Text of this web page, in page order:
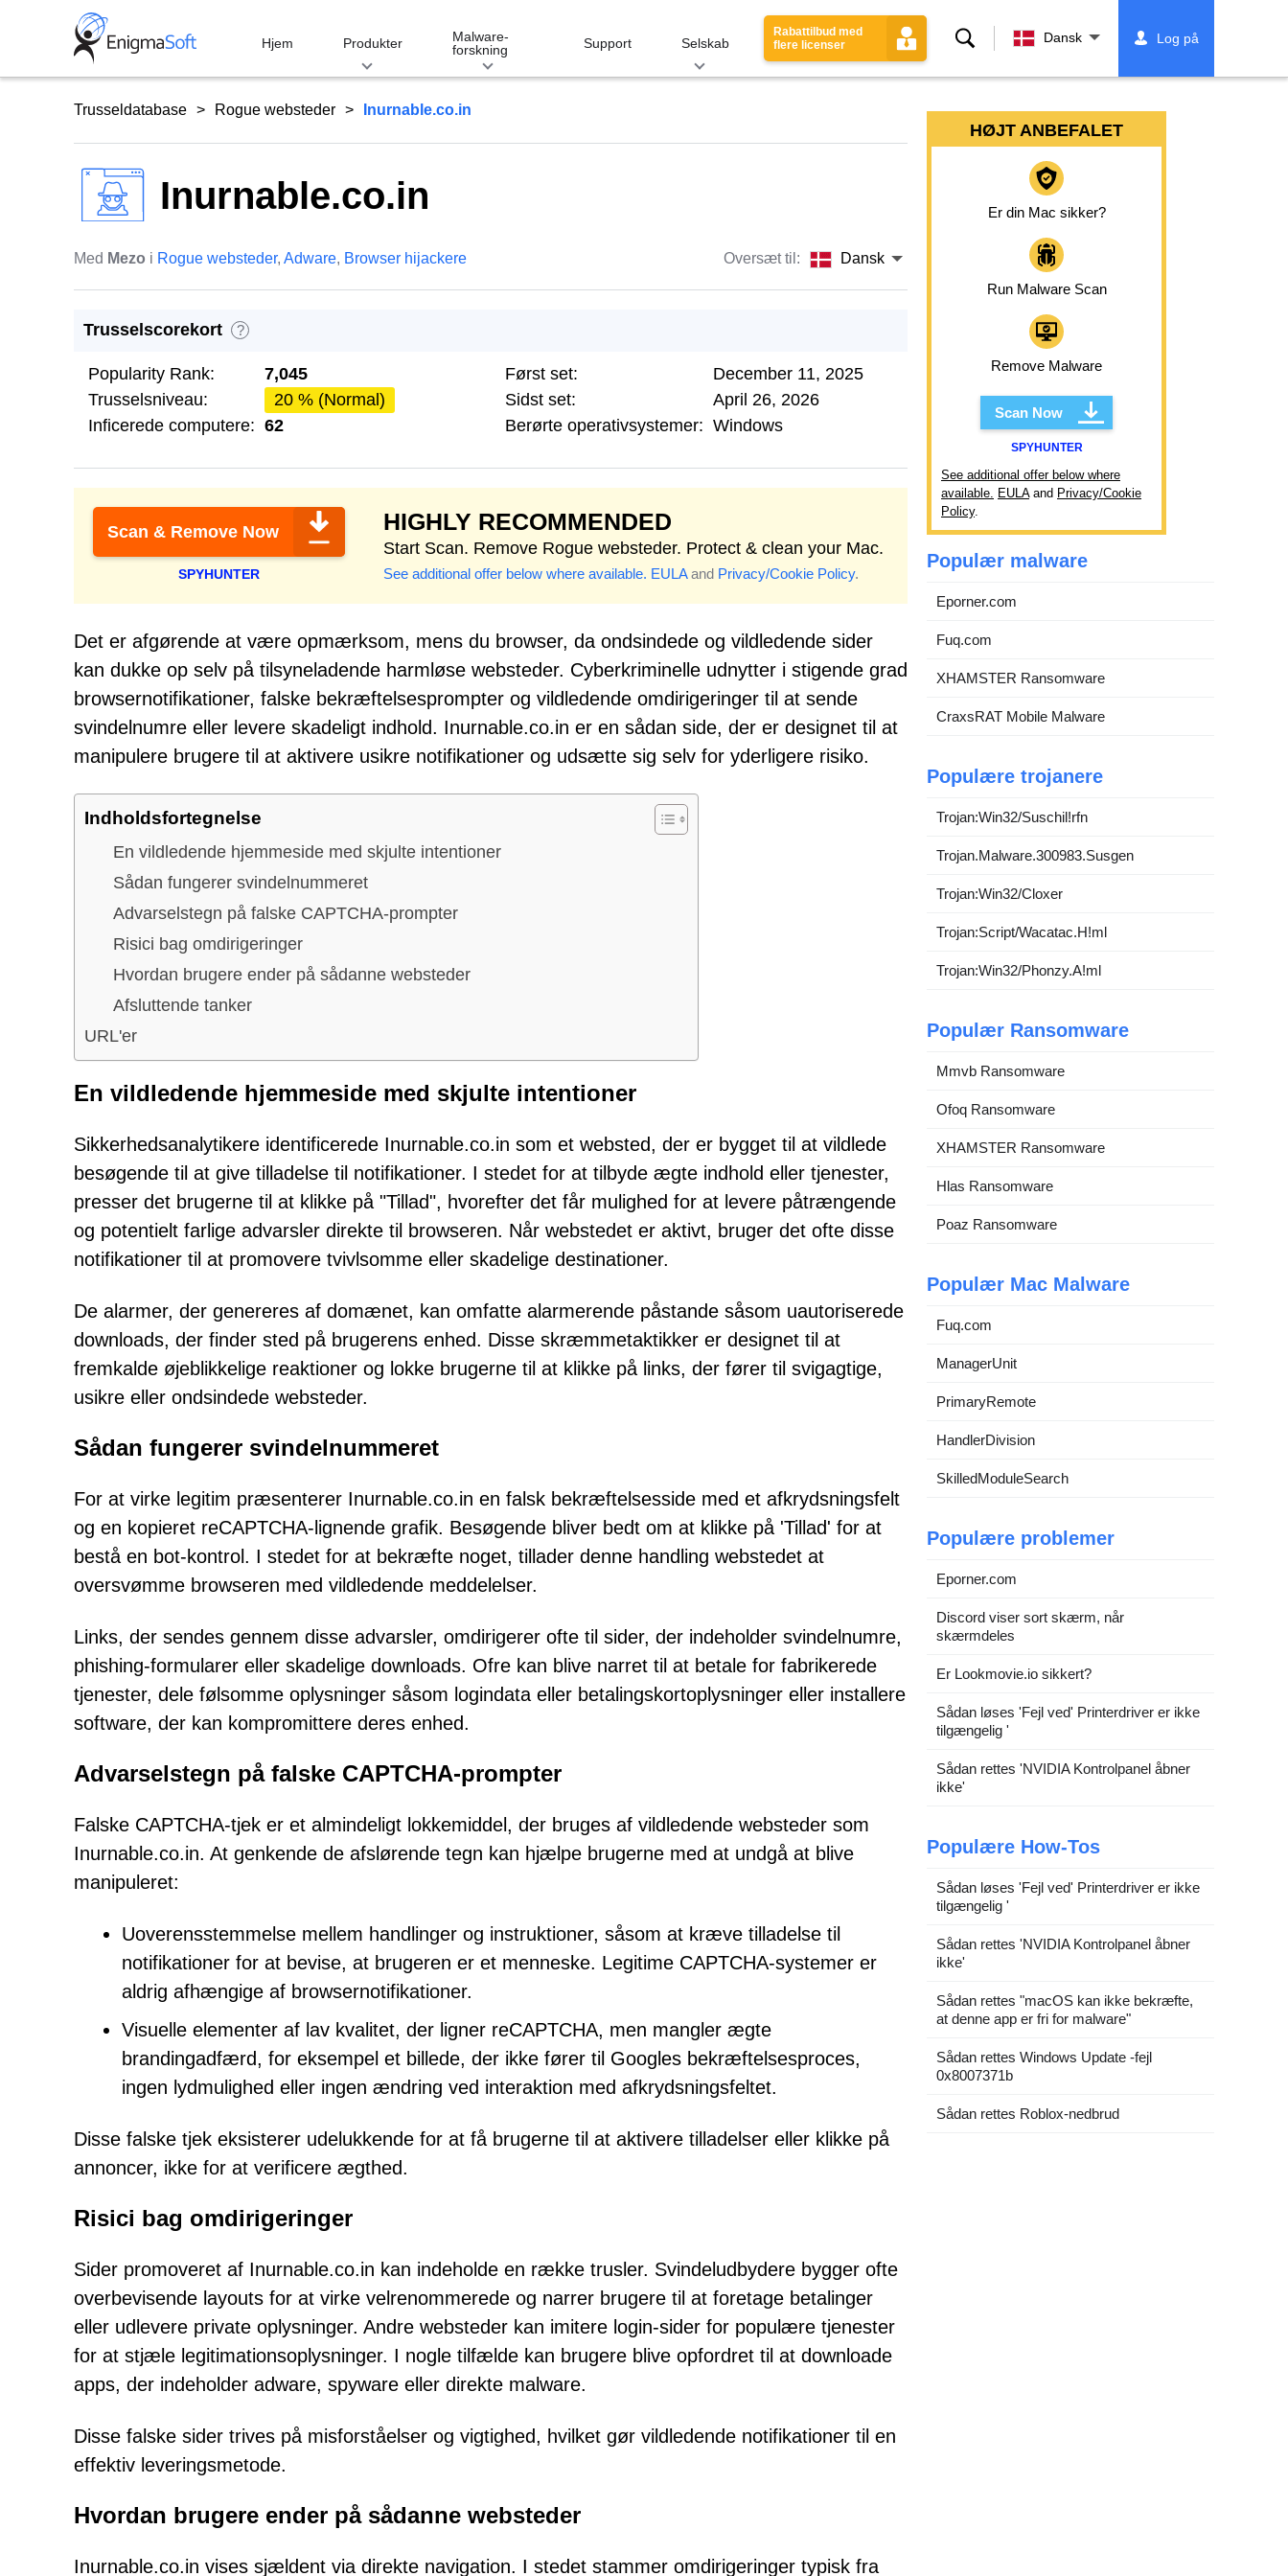
Hjem Produkter
Malware-
forskning
Support Selskab
Rabattilbud med
flere licenser
Søg Dansk Log på
Trusseldatabase Rogue websteder Inurnable.co.in
Inurnable.co.in
Med Mezo i Rogue websteder, Adware, Browser hijackere Oversæt til: Dansk
Trusselscorekort ?
Popularity Rank:
7,045
Trusselsniveau:
20 % (Normal)
Inficerede computere: 62
Først set:
December 11, 2025
Sidst set:
April 26, 2026
Berørte operativsystemer: Windows
Scan & Remove Now
SPYHUNTER
HIGHLY RECOMMENDED
Start Scan. Remove Rogue websteder. Protect & clean your Mac.
See additional offer below where available. EULAand Privacy/Cookie Policy.
Det er afgørende at være opmærksom, mens du browser, da ondsindede og vildledende sider
kan dukke op selv på tilsyneladende harmløse websteder. Cyberkriminelle udnytter i stigende grad
browsernotifikationer, falske bekræftelsesprompter og vildledende omdirigeringer til at sende
svindelnumre eller levere skadeligt indhold. Inurnable.co.in er en sådan side, der er designet til at
manipulere brugere til at aktivere usikre notifikationer og udsætte sig selv for yderligere risiko.
Indholdsfortegnelse
En vildledende hjemmeside med skjulte intentioner
Sådan fungerer svindelnummeret
Advarselstegn på falske CAPTCHA-prompter
Risici bag omdirigeringer
Hvordan brugere ender på sådanne websteder
Afsluttende tanker
URL'er
En vildledende hjemmeside med skjulte intentioner
Sikkerhedsanalytikere identificerede Inurnable.co.in som et websted, der er bygget til at vildlede
besøgende til at give tilladelse til notifikationer. I stedet for at tilbyde ægte indhold eller tjenester,
presser det brugerne til at klikke på "Tillad", hvorefter det får mulighed for at levere påtrængende
og potentielt farlige advarsler direkte til browseren. Når webstedet er aktivt, bruger det ofte disse
notifikationer til at promovere tvivlsomme eller skadelige destinationer.
De alarmer, der genereres af domænet, kan omfatte alarmerende påstande såsom uautoriserede
downloads, der finder sted på brugerens enhed. Disse skræmmetaktikker er designet til at
fremkalde øjeblikkelige reaktioner og lokke brugerne til at klikke på links, der fører til svigagtige,
usikre eller ondsindede websteder.
Sådan fungerer svindelnummeret
For at virke legitim præsenterer Inurnable.co.in en falsk bekræftelsesside med et afkrydsningsfelt
og en kopieret reCAPTCHA-lignende grafik. Besøgende bliver bedt om at klikke på 'Tillad' for at
bestå en bot-kontrol. I stedet for at bekræfte noget, tillader denne handling webstedet at
oversvømme browseren med vildledende meddelelser.
Links, der sendes gennem disse advarsler, omdirigerer ofte til sider, der indeholder svindelnumre,
phishing-formularer eller skadelige downloads. Ofre kan blive narret til at betale for fabrikerede
tjenester, dele følsomme oplysninger såsom logindata eller betalingskortoplysninger eller installere
software, der kan kompromittere deres enhed.
Advarselstegn på falske CAPTCHA-prompter
Falske CAPTCHA-tjek er et almindeligt lokkemiddel, der bruges af vildledende websteder som
Inurnable.co.in. At genkende de afslørende tegn kan hjælpe brugerne med at undgå at blive
manipuleret:
Uoverensstemmelse mellem handlinger og instruktioner, såsom at kræve tilladelse til
notifikationer for at bevise, at brugeren er et menneske. Legitime CAPTCHA-systemer er
aldrig afhængige af browsernotifikationer.
Visuelle elementer af lav kvalitet, der ligner reCAPTCHA, men mangler ægte
brandingadfærd, for eksempel et billede, der ikke fører til Googles bekræftelsesproces,
ingen lydmulighed eller ingen ændring ved interaktion med afkrydsningsfeltet.
Disse falske tjek eksisterer udelukkende for at få brugerne til at aktivere tilladelser eller klikke på
annoncer, ikke for at verificere ægthed.
Risici bag omdirigeringer
Sider promoveret af Inurnable.co.in kan indeholde en række trusler. Svindeludbydere bygger ofte
overbevisende layouts for at virke velrenommerede og narrer brugere til at foretage betalinger
eller udlevere private oplysninger. Andre websteder kan imitere login-sider for populære tjenester
for at stjæle legitimationsoplysninger. I nogle tilfælde kan brugere blive opfordret til at downloade
apps, der indeholder adware, spyware eller direkte malware.
Disse falske sider trives på misforståelser og vigtighed, hvilket gør vildledende notifikationer til en
effektiv leveringsmetode.
Hvordan brugere ender på sådanne websteder
Inurnable.co.in vises sjældent via direkte navigation. I stedet stammer omdirigeringer typisk fra
HØJT ANBEFALET
Er din Mac sikker?
Run Malware Scan
Remove Malware
Scan Now
SPYHUNTER
See additional offer below where
available. EULAand Privacy/Cookie
Policy.
Populær malware
Eporner.com
Fuq.com
XHAMSTER Ransomware
CraxsRAT Mobile Malware
Populære trojanere
Trojan:Win32/Suschil!rfn
Trojan.Malware.300983.Susgen
Trojan:Win32/Cloxer
Trojan:Script/Wacatac.H!ml
Trojan:Win32/Phonzy.A!ml
Populær Ransomware
Mmvb Ransomware
Ofoq Ransomware
XHAMSTER Ransomware
Hlas Ransomware
Poaz Ransomware
Populær Mac Malware
Fuq.com
ManagerUnit
PrimaryRemote
HandlerDivision
SkilledModuleSearch
Populære problemer
Eporner.com
Discord viser sort skærm, når
skærmdeles
Er Lookmovie.io sikkert?
Sådan løses 'Fejl ved' Printerdriver er ikke
tilgængelig '
Sådan rettes 'NVIDIA Kontrolpanel åbner
ikke'
Populære How-Tos
Sådan løses 'Fejl ved' Printerdriver er ikke
tilgængelig '
Sådan rettes 'NVIDIA Kontrolpanel åbner
ikke'
Sådan rettes "macOS kan ikke bekræfte,
at denne app er fri for malware"
Sådan rettes Windows Update -fejl
0x8007371b
Sådan rettes Roblox-nedbrud